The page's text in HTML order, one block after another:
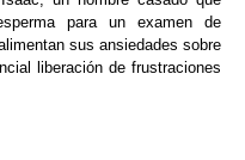
para un examen de
sus ansiedades sobre
liberación de frustraciones